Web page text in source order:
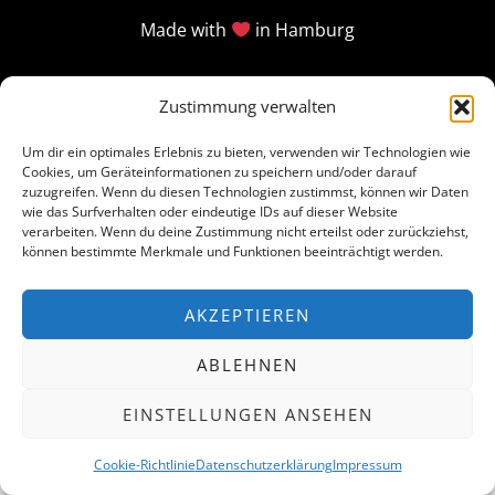
Zustimmung verwalten
Um dir ein optimales Erlebnis zu bieten, verwenden wir Technologien wie
Cookies, um Geräteinformationen zu speichern und/oder darauf
zuzugreifen. Wenn du diesen Technologien zustimmst, können wir Daten
wie das Surfverhalten oder eindeutige IDs auf dieser Website
verarbeiten. Wenn du deine Zustimmung nicht erteilst oder zurückziehst,
können bestimmte Merkmale und Funktionen beeinträchtigt werden.
AKZEPTIEREN
ABLEHNEN
EINSTELLUNGEN ANSEHEN
Cookie-RichtlinieDatenschutzerklärungImpressum
Made with in Hamburg